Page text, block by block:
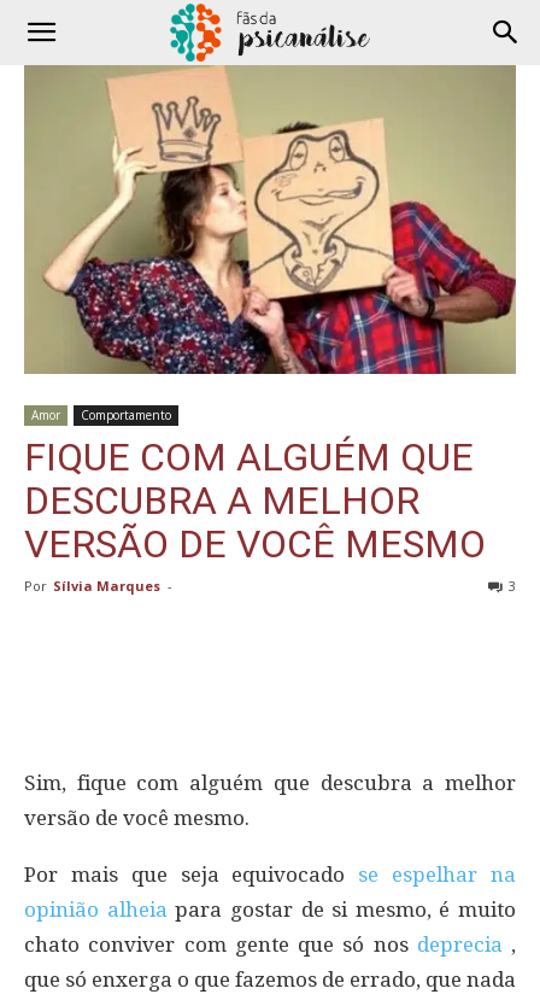
Amor Comportamento
FIQUE COM ALGUÉM QUE
DESCUBRA A MELHOR
VERSÃO DE VOCÊ MESMO
Por Sílvia Marques - 3
Sim, fique com alguém que descubra a melhor
versão de você mesmo.
Por mais que seja equivocado se espelhar na
opinião alheia para gostar de si mesmo, é muito
chato conviver com gente que só nosdeprecia ,
que só enxerga o que fazemos de errado, que nada